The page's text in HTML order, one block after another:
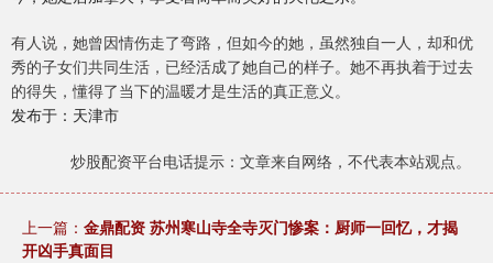
有人说，她曾因情伤走了弯路，但如今的她，虽然独自一人，却和优
秀的子女们共同生活，已经活成了她自己的样子。她不再执着于过去
的得失，懂得了当下的温暖才是生活的真正意义。
发布于：天津市
炒股配资平台电话提示：文章来自网络，不代表本站观点。
上一篇： 金鼎配资 苏州寒山寺全寺灭门惨案：厨师一回忆，才揭
开凶手真面目